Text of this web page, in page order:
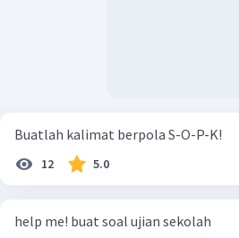
Buatlah kalimat berpola S-O-P-K!
12 5.0
help me! buat soal ujian sekolah